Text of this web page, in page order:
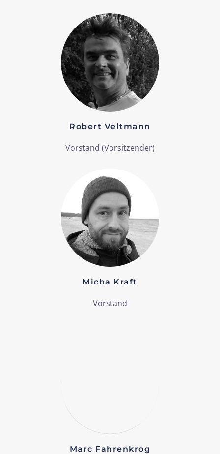
Robert Veltmann
Vorstand (Vorsitzender)
Micha Kraft
Vorstand
Marc Fahrenkrog